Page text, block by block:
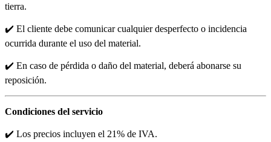
tierra.
✔️ El cliente debe comunicar cualquier desperfecto o incidencia
ocurrida durante el uso del material.
✔️ En caso de pérdida o daño del material, deberá abonarse su
reposición.
Condiciones del servicio
✔️ Los precios incluyen el 21% de IVA.